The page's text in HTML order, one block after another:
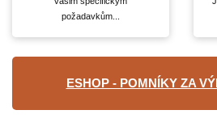
požadavkům...
ESHOP - POMNÍKY ZA